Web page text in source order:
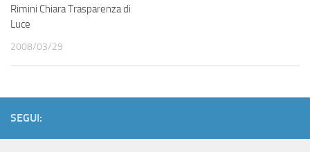
Rimini Chiara Trasparenza di
Luce
2008/03/29
SEGUI: